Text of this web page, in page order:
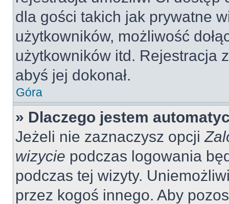
dla gości takich jak prywatne
użytkowników, możliwość
użytkowników itd. Rejestracja
abyś jej dokonał.
Góra
» Dlaczego jestem
Jeżeli nie zaznaczysz opcji
wizycie podczas logowania
podczas tej wizyty.
przez kogoś innego. Aby